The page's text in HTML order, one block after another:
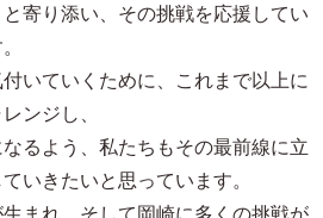
寄り添い、その挑戦を応援してい
いていくために、これまで以上に
ンジし、
るよう、私たちもその最前線に立
いきたいと思っています。
まれ、そして岡崎に多くの挑戦が